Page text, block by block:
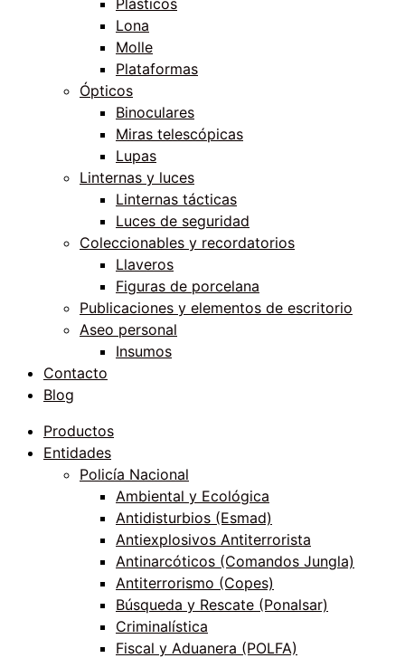
Plásticos
Lona
Molle
Plataformas
Ópticos
Binoculares
Miras telescópicas
Lupas
Linternas y luces
Linternas tácticas
Luces de seguridad
Coleccionables y recordatorios
Llaveros
Figuras de porcelana
Publicaciones y elementos de escritorio
Aseo personal
Insumos
Contacto
Blog
Productos
Entidades
Policía Nacional
Ambiental y Ecológica
Antidisturbios (Esmad)
Antiexplosivos Antiterrorista
Antinarcóticos (Comandos Jungla)
Antiterrorismo (Copes)
Búsqueda y Rescate (Ponalsar)
Criminalística
Fiscal y Aduanera (POLFA)